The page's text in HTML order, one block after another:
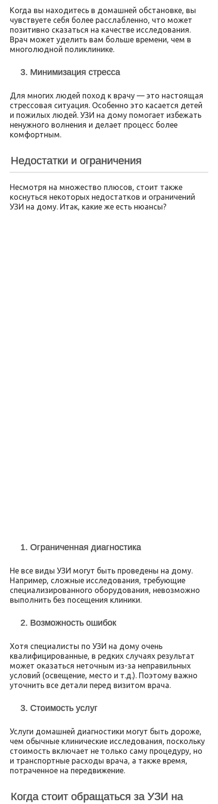
Когда вы находитесь в домашней обстановке, вы
чувствуете себя более расслабленно, что может
позитивно сказаться на качестве исследования.
Врач может уделить вам больше времени, чем в
многолюдной поликлинике.
3. Минимизация стресса
Для многих людей поход к врачу — это настоящая
стрессовая ситуация. Особенно это касается детей
и пожилых людей. УЗИ на дому помогает избежать
ненужного волнения и делает процесс более
комфортным.
Недостатки и ограничения
Несмотря на множество плюсов, стоит также
коснуться некоторых недостатков и ограничений
УЗИ на дому. Итак, какие же есть нюансы?
1. Ограниченная диагностика
Не все виды УЗИ могут быть проведены на дому.
Например, сложные исследования, требующие
специализированного оборудования, невозможно
выполнить без посещения клиники.
2. Возможность ошибок
Хотя специалисты по УЗИ на дому очень
квалифицированные, в редких случаях результат
может оказаться неточным из-за неправильных
условий (освещение, место и т.д.). Поэтому важно
уточнить все детали перед визитом врача.
3. Стоимость услуг
Услуги домашней диагностики могут быть дороже,
чем обычные клинические исследования, поскольку
стоимость включает не только саму процедуру, но
и транспортные расходы врача, а также время,
потраченное на передвижение.
Когда стоит обращаться за УЗИ на